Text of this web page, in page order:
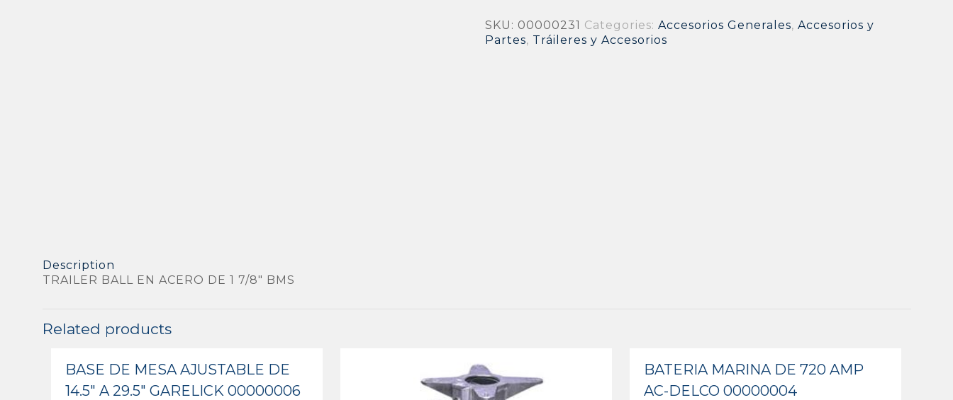
SKU: 00000231 Categories:Accesorios Generales,Accesorios y
Partes, Tráileres y Accesorios
Description
TRAILER BALL EN ACERO DE 1 7/8″ BMS
Related products
BASE DE MESA AJUSTABLE DE
14.5″ A 29.5″ GARELICK 00000006
BATERIA MARINA DE 720 AMP
AC-DELCO 00000004